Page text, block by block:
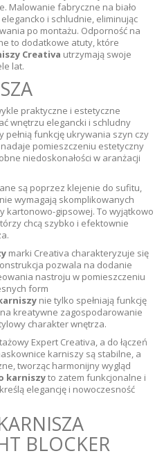
Malowanie fabryczne na biało
i schludnie, eliminując
po montażu. Odporność na
to dodatkowe atuty, które
Creativa utrzymają swoje
lat.
praktyczne i estetyczne
wnętrzu elegancki i schludny
pełnią funkcję ukrywania szyn czy
pomieszczeniu estetyczny
niedoskonałości w aranżacji
są poprzez klejenie do sufitu,
wymagają skomplikowanych
kartonowo-gipsowej. To wyjątkowo
chcą szybko i efektownie
marki Creativa charakteryzuje się
pozwala na dodanie
nastroju w pomieszczeniu
form
nie tylko spełniają funkcję
kreatywne zagospodarowanie
charakter wnętrza.
Expert Creativa, a do łączeń
karniszy są stabilne, a
tworząc harmonijny wygląd
karniszyto zatem funkcjonalne i
elegancję i nowoczesność
BLOCKER